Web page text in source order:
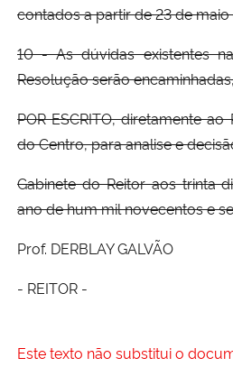
contados a partir de 23 de maio
10 - As dúvidas existentes
Resolução serão
POR ESCRITO, diretamente
do Centro, para analise e
Gabinete do Reitor aos trinta
ano de hum mil novecentos e
Prof. DERBLAY GALVÃO
- REITOR -
Este texto não substitui o